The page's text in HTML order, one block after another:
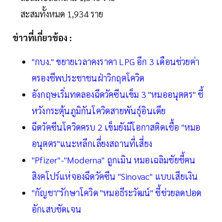
สะสมทั้งหมด 1,934 ราย
ข่าวที่เกี่ยวข้อง :
"กบง." ขยายเวลาคงราคา LPG อีก 3 เดือนช่วยค่า
ครองชีพประชาชนฝ่าวิกฤตโควิด
อังกฤษเริ่มทดลองฉีดวัคซีนเข็ม 3 "หมออนุตตร" ชี้
หวังกระตุ้นภูมิกันโควิดสายพันธุ์อินเดีย
ฉีดวัคซีนโควิดครบ 2 เข็มยังมีโอกาสติดเชื้อ "หมอ
อนุตตร"แนะหลีกเลี่ยงสถานที่เสี่ยง
"Pfizer"-"Moderna" ถูกเมิน หมอเฉลิมชัยชี้คน
สิงคโปร์แห่จองฉีดวัคซีน "Sinovac" แบบเสียเงิน
"กัญชา"รักษาโควิด "หมอธีระวัฒน์" ชี้ช่วยลดปอด
อักเสบชัดเจน